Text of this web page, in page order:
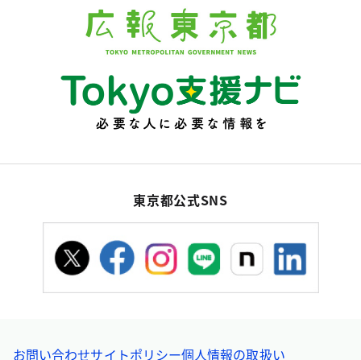
東京都公式SNS
お問い合わせサイトポリシー個人情報の取扱い